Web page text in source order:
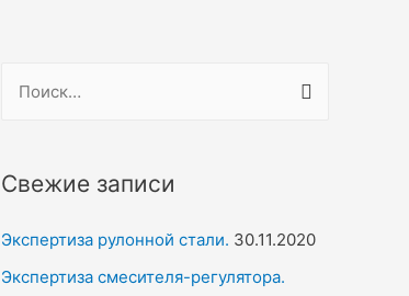
т
:
Свежие записи
Экспертиза рулонной стали. 30.11.2020
Экспертиза смесителя-регулятора.